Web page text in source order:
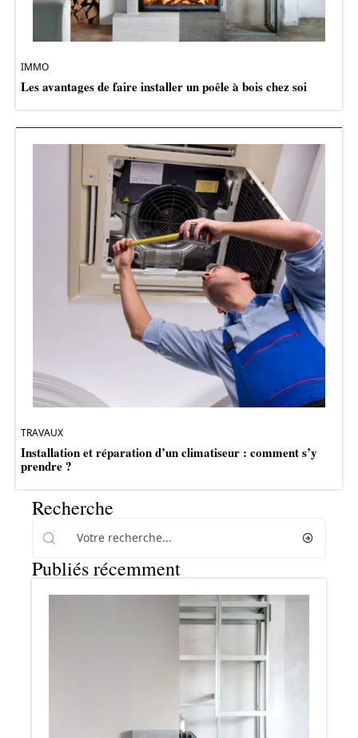
IMMO
Les avantages de faire installer un poêle à bois chez soi
TRAVAUX
Installation et réparation d’un climatiseur : comment s’y
prendre ?
Recherche
Publiés récemment